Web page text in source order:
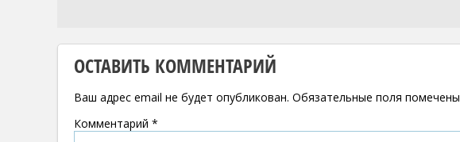
ОСТАВИТЬ КОММЕНТАРИЙ
Ваш адрес email не будет опубликован. Обязательные поля помечены
Комментарий *